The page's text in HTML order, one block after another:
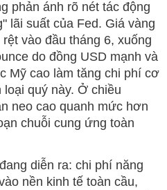
phản ánh rõ nét tác động
lãi suất của Fed. Giá vàng
vào đầu tháng 6, xuống
do đồng USD mạnh và
Mỹ cao làm tăng chi phí cơ
quý này. Ở chiều
neo cao quanh mức hơn
chuỗi cung ứng toàn
diễn ra: chi phí năng
nền kinh tế toàn cầu,